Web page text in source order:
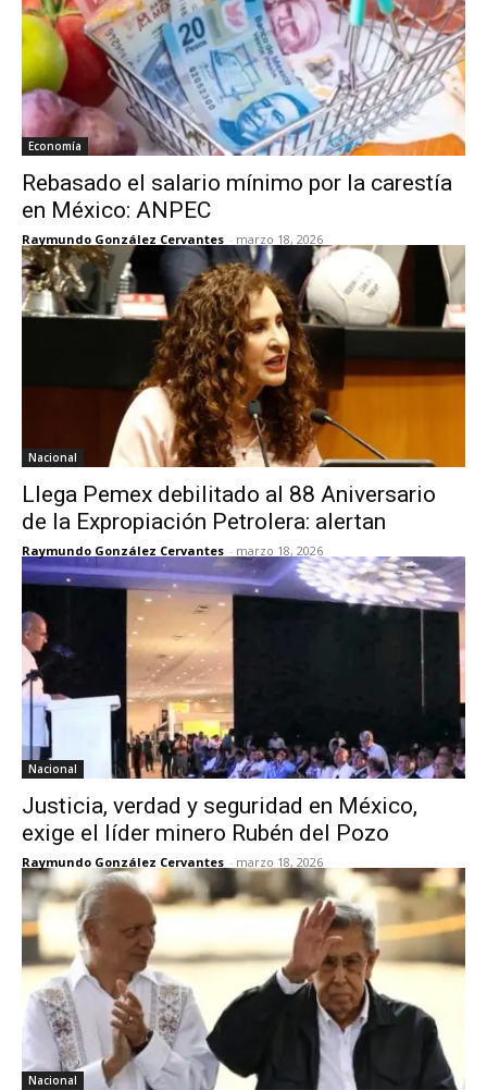
Economía
Rebasado el salario mínimo por la carestía
en México: ANPEC
Raymundo González Cervantes - marzo 18, 2026
Nacional
Llega Pemex debilitado al 88 Aniversario
de la Expropiación Petrolera: alertan
Raymundo González Cervantes - marzo 18, 2026
Nacional
Justicia, verdad y seguridad en México,
exige el líder minero Rubén del Pozo
Raymundo González Cervantes - marzo 18, 2026
Nacional